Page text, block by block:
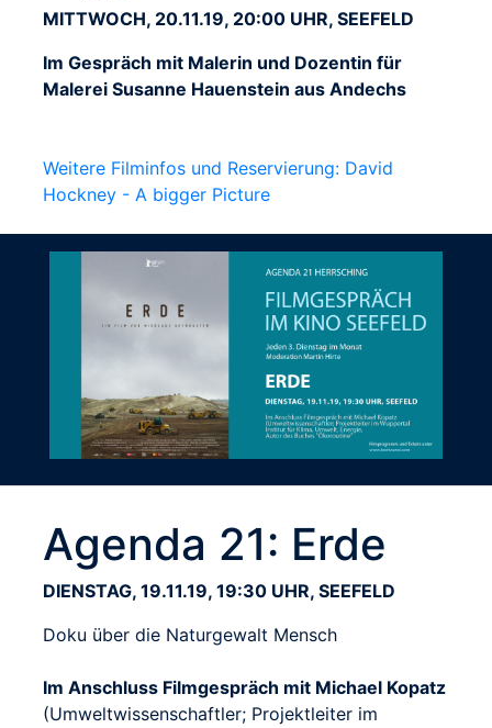
MITTWOCH, 20.11.19, 20:00 UHR, SEEFELD
Im Gespräch mit Malerin und Dozentin für
Malerei Susanne Hauenstein aus Andechs
Weitere Filminfos und Reservierung: David
Hockney - A bigger Picture
Agenda 21: Erde
DIENSTAG, 19.11.19, 19:30 UHR, SEEFELD
Doku über die Naturgewalt Mensch
Im Anschluss Filmgespräch mit Michael Kopatz
(Umweltwissenschaftler; Projektleiter im